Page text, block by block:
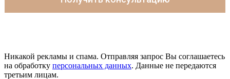
Никакой рекламы и спама. Отправляя запрос Вы соглашаетесь
на обработку персональных данных. Данные не передаются
третьим лицам.